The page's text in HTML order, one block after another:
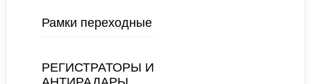
Рамки переходные
РЕГИСТРАТОРЫ И